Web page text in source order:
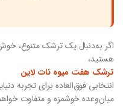
اگر به‌دنبال یک ترشک متنوع،
هستید،
ترشک هفت میوه نات لاین
انتخابی فوق‌العاده برای تجربه
میان‌وعده خوشمزه و متفاوت